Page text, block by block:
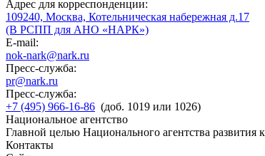
Адрес для корреспонденции:
109240, Москва, Котельническая набережная д.17
(В РСПП для АНО «НАРК»)
E-mail:
nok-nark@nark.ru
Пресс-служба:
pr@nark.ru
Пресс-служба:
+7 (495) 966-16-86 (доб. 1019 или 1026)
Национальное агентство
Главной целью Национального агентства
Контакты